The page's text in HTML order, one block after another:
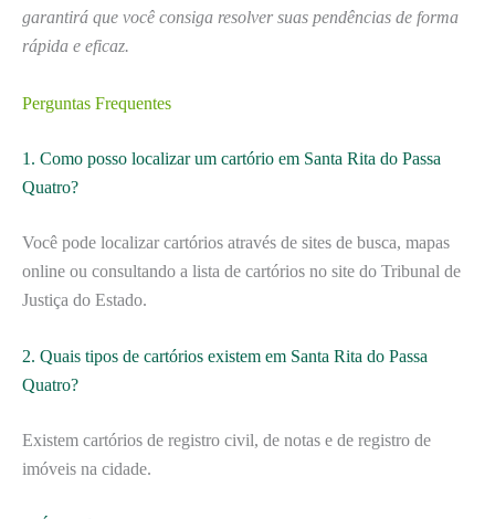
garantirá que você consiga resolver suas pendências de forma
rápida e eficaz.
Perguntas Frequentes
1. Como posso localizar um cartório em Santa Rita do Passa
Quatro?
Você pode localizar cartórios através de sites de busca, mapas
online ou consultando a lista de cartórios no site do Tribunal de
Justiça do Estado.
2. Quais tipos de cartórios existem em Santa Rita do Passa
Quatro?
Existem cartórios de registro civil, de notas e de registro de
imóveis na cidade.